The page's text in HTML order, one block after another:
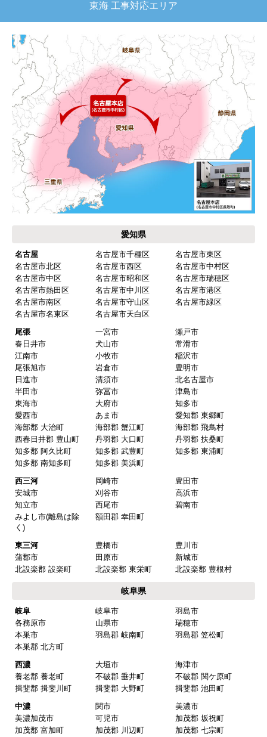
東海 工事対応エリア
愛知県
名古屋 名古屋市千種区
名古屋市東区
名古屋市北区
名古屋市西区
名古屋市中村区
名古屋市中区
名古屋市昭和区
名古屋市瑞穂区
名古屋市熱田区
名古屋市中川区
名古屋市港区
名古屋市南区
名古屋市守山区
名古屋市緑区
名古屋市名東区
名古屋市天白区
尾張
一宮市
瀬戸市
春日井市
犬山市
常滑市
江南市
小牧市
稲沢市
尾張旭市
岩倉市
豊明市
日進市
清須市
北名古屋市
半田市
弥冨市
津島市
東海市
大府市
知多市
愛西市
あま市
愛知郡 東郷町
海部郡 大治町
海部郡 蟹江町
海部郡 飛鳥村
西春日井郡 豊山町
丹羽郡 大口町
丹羽郡 扶桑町
知多郡 阿久比町
知多郡 武豊町
知多郡 東浦町
知多郡 南知多町
知多郡 美浜町
西三河
岡崎市
豊田市
安城市
刈谷市
高浜市
知立市
西尾市
碧南市
みよし市(離島は除
く)
額田郡 幸田町
東三河 豊橋市
豊川市
蒲郡市
田原市
新城市
北設楽郡 設楽町
北設楽郡 東栄町 北設楽郡 豊根村
岐阜県
岐阜 岐阜市
羽島市
各務原市
山県市
瑞穂市
本巣市
羽島郡 岐南町
羽島郡 笠松町
本巣郡 北方町
西濃
大垣市
海津市
養老郡 養老町
不破郡 垂井町
不破郡 関ケ原町
揖斐郡 揖斐川町
揖斐郡 大野町
揖斐郡 池田町
中濃
関市
美濃市
美濃加茂市
可児市
加茂郡 坂祝町
加茂郡 富加町
加茂郡 川辺町
加茂郡 七宗町